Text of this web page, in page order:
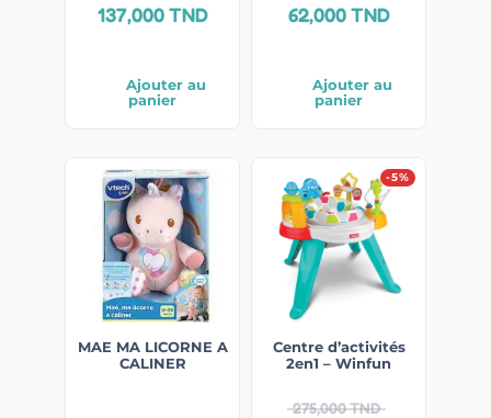
137,000TND
Ajouter au
panier
62,000TND
Ajouter au
panier
MAE MA LICORNE A
CALINER
-5%
Centre d’activités
2en1 – Winfun
275,000TND